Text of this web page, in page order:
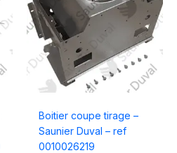
Boitier coupe tirage –
Saunier Duval – ref
0010026219